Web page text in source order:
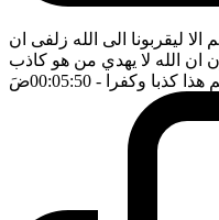
الا ليقربونا الى الله زلفى ان
ان الله لا يهدي من هو كاذب
كذبا وكفرا - 00:05:50 ضَ